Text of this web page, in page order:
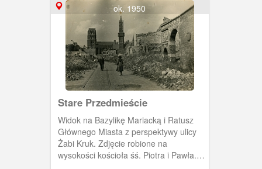
ok. 1950
Stare Przedmieście
Widok na Bazylikę Mariacką i Ratusz
Głównego Miasta z perspektywy ulicy
Żabi Kruk. Zdjęcie robione na
wysokości kościoła śś. Piotra i Pawła.